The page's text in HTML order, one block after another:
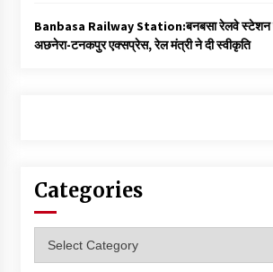
Banbasa Railway Station:बनबसा रेलवे स्टेशन
अछनेरा-टनकपुर एक्सप्रेस, रेल मंत्री ने दी स्वीकृति
Categories